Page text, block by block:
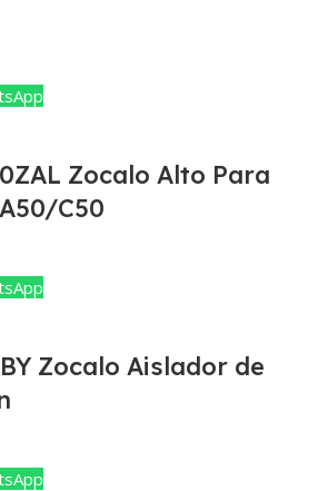
Zocalo Alto Para
C50
Zocalo Aislador de